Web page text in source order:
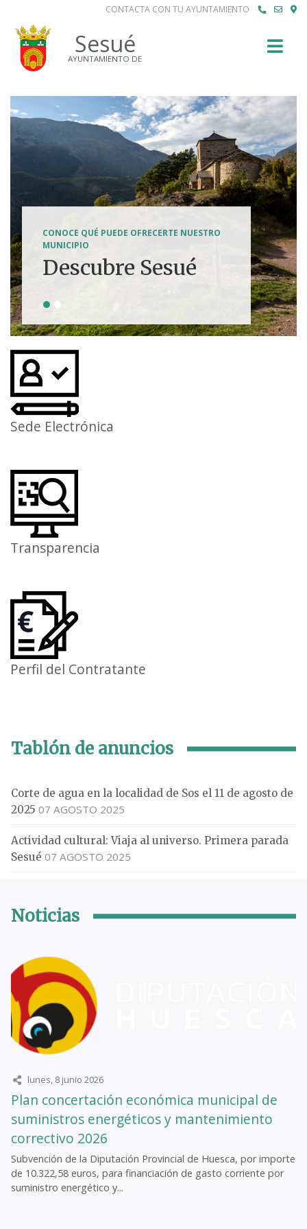
CONTACTA CON TU AYUNTAMIENTO
Sesué
AYUNTAMIENTO DE
CONOCE QUÉ PUEDE OFRECERTE NUESTRO
MUNICIPIO
Descubre Sesué
Tierra de
aventuras
Sede Electrónica
Transparencia
Perfil del Contratante
Tablón de anuncios
Corte de agua en la localidad de Sos el 11 de agosto de
2025 07 AGOSTO 2025
Actividad cultural: Viaja al universo. Primera parada
Sesué 07 AGOSTO 2025
Noticias
lunes, 8 junio 2026
Plan concertación económica municipal de
suministros energéticos y mantenimiento
correctivo 2026
Subvención de la Diputación Provincial de Huesca, por importe
de 10.322,58 euros, para financiación de gasto corriente por
suministro energético y...